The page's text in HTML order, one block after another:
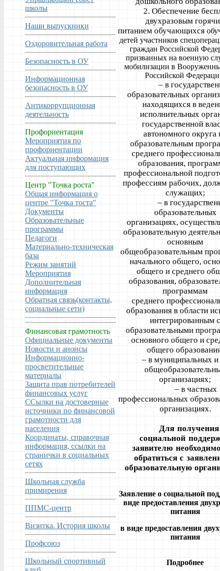
школы
Наши выпускники
Оздоровительная работа
Безопасность в ОУ
Информационная
безопасность в ОУ
Антикоррупционная
деятельность
Профориентация
Мероприятия по
профориентации
Актуальная информация
для поступающих
Центр "Точка роста"
Общая информация о
центре "Точка тоста"
Документы
Образовательные
программы
Педагоги
Материально-техническая
база
Режим занятий
Мероприятия
Дополнительная
информация
Обратная связь(контакты,
социальные сети)
Финансовая грамотность
Официальные документы
Новости и анонсы
Информационно-
просветительные
материалы
Защита прав потребителей
финансовых услуг
ССылки на достоверные
источники по финансовой
грамотности для
населения
Координаты, справочная
информация, ссылки на
странички в социальных
сетях
Школьная служба
примирения
ППМС-центр
Визитка. История школы
Профсоюз
Школьный спортивный
2. Обеспечение
двухразовым
питанием обучающихся
детей участников
граждан Российской
призванных на военную
мобилизации в
Российской
– в
образовательных
находящихся в
исполнительных
государственной
автономного округа
образовательным
среднего
образования,
профессиональной
профессиям рабочих,
служащих;
– в
образовательных
организациях,
образовательную
основным
общеобразовательным
начального общего,
общего и среднего
образования,
программам
среднего
образования в области
интегрированным с
образовательными
основного общего и
общего
– в муниципальных и
организациях;
– в частных
профессиональных
организациях.
Для получения
социальной
заявителю
обратиться с
образовательную
Заявление о социальной
виде предоставления
питания
в виде предоставления
питания
Подробнее